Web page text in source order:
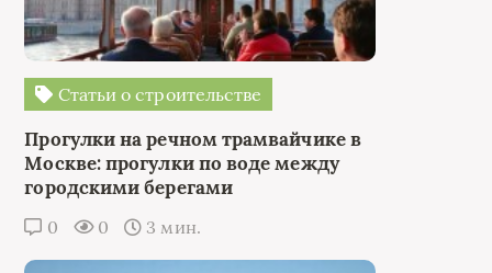
Статьи о строительстве
Прогулки на речном трамвайчике в
Москве: прогулки по воде между
городскими берегами
0 0 3 мин.